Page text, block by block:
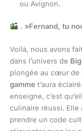
ou Avignon.
. »Fernand, tu
Voilà, nous avons
dans l’univers de
plongée au cœur de
gamme t’aura
enseigne, c’est
culinaire réussi. Elle
prendre un code